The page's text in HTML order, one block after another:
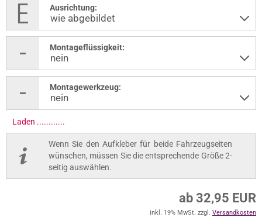
Ausrichtung:
Montageflüssigkeit:
Montagewerkzeug:
Laden .............
Wenn Sie den Aufkleber für beide Fahrzeugseiten
wünschen, müssen Sie die entsprechende Größe 2-
seitig auswählen.
ab 32,95 EUR
inkl. 19% MwSt. zzgl. Versandkosten